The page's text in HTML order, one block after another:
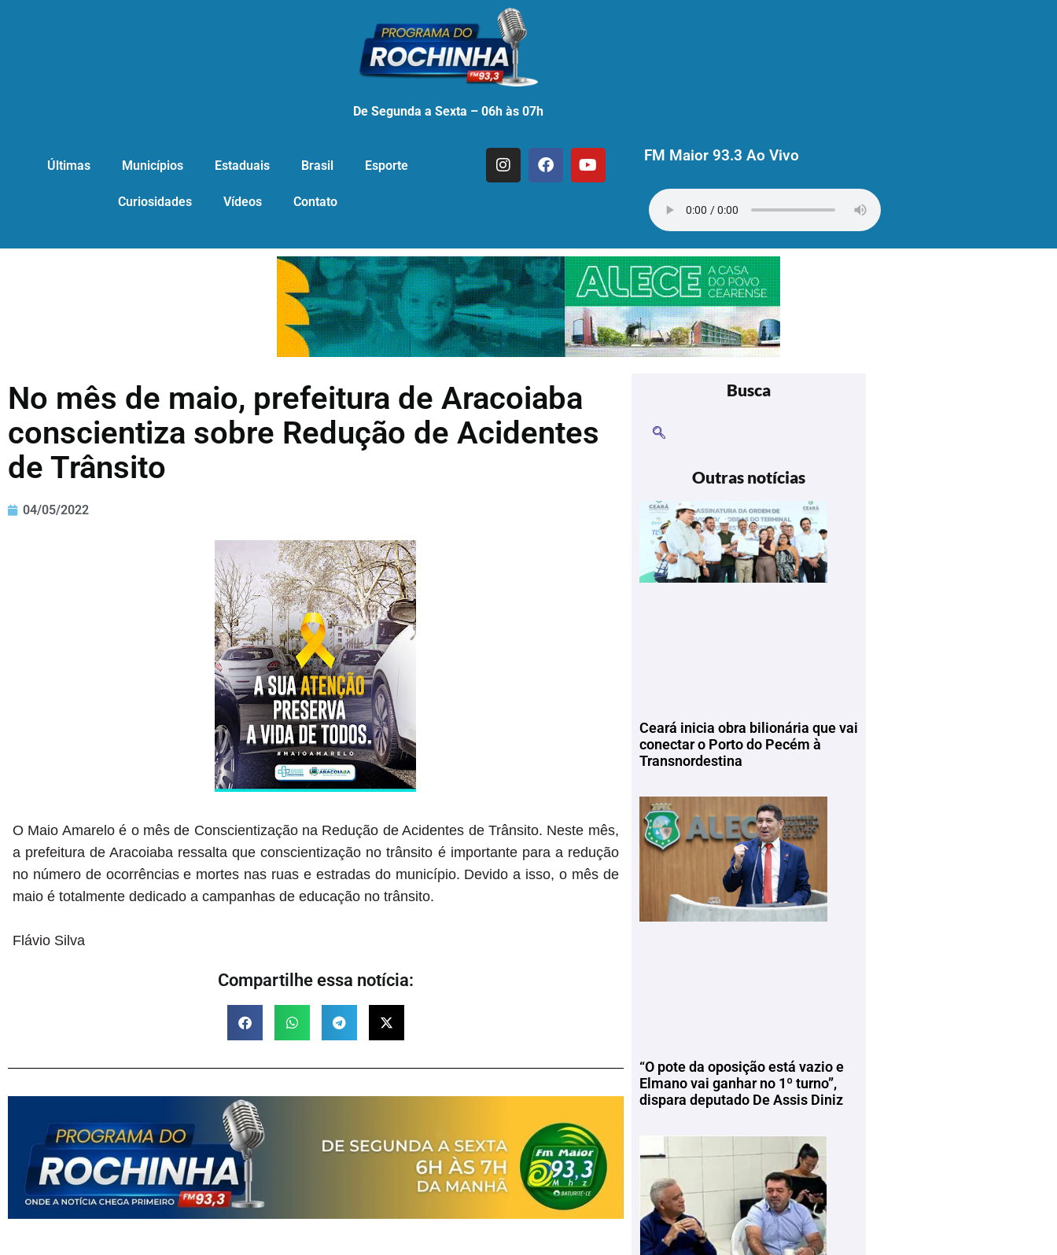
De Segunda a Sexta – 06h às 07h
Últimas Municípios Estaduais Brasil Esporte
Curiosidades Vídeos Contato
FM Maior 93.3 Ao Vivo
No mês de maio, prefeitura de Aracoiaba
conscientiza sobre Redução de Acidentes
de Trânsito
04/05/2022
O Maio Amarelo é o mês de Conscientização na Redução de Acidentes de Trânsito. Neste mês,
a prefeitura de Aracoiaba ressalta queconscientização no trânsito é importante para a redução
no número de ocorrências e mortes nas ruas e estradas do município. Devido a isso, o mês de
maio é totalmente dedicado a campanhas de educação no trânsito.
Flávio Silva
Compartilhe essa notícia:
Busca
Outras notícias
Ceará inicia obra bilionária que vai
conectar o Porto do Pecém à
Transnordestina
“O pote da oposição está vazio e
Elmano vai ganhar no 1º turno”,
dispara deputado De Assis Diniz